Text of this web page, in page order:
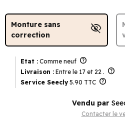
Monture sans
correction
visibility_off
Etat : Comme neuf help
Livraison : Entre le 17 et 22 . help
Service Seecly 5.90 TTC help
Vendu par
Contacter le